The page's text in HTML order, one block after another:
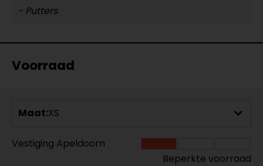
- Putters
Voorraad
Maat:XS
Vestiging Apeldoorn
Beperkte voorraad